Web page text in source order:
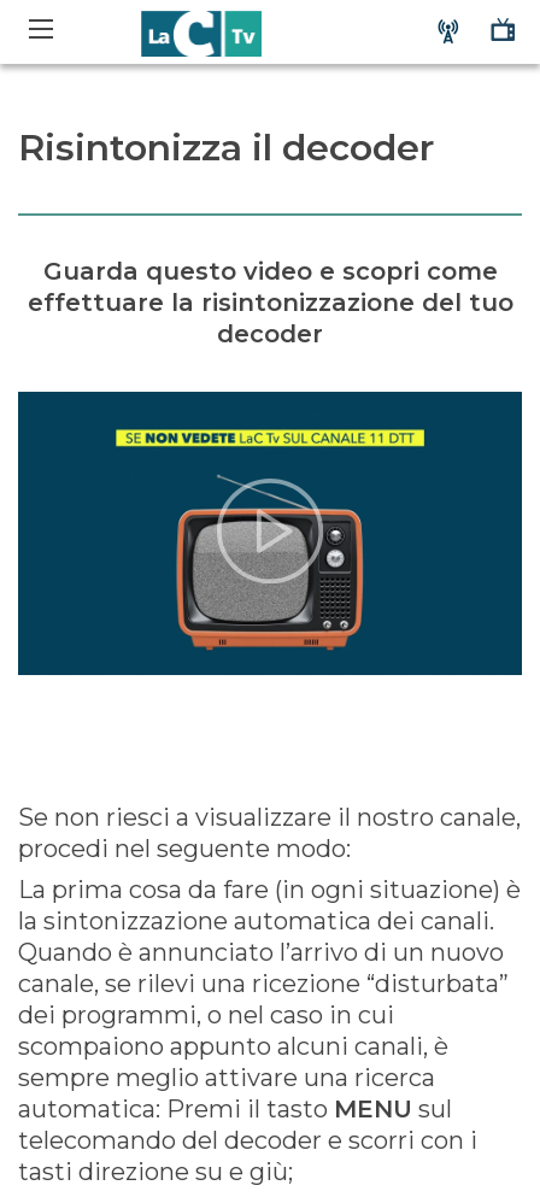
Risintonizza il decoder
Guarda questo video e scopri come
effettuare la risintonizzazione del tuo
decoder
Se non riesci a visualizzare il nostro canale,
procedi nel seguente modo:
La prima cosa da fare (in ogni situazione) è
la sintonizzazione automatica dei canali.
Quando è annunciato l’arrivo di un nuovo
canale, se rilevi una ricezione “disturbata”
dei programmi, o nel caso in cui
scompaiono appunto alcuni canali, è
sempre meglio attivare una ricerca
automatica: Premi il tasto MENU sul
telecomando del decoder e scorri con i
tasti direzione su e giù;